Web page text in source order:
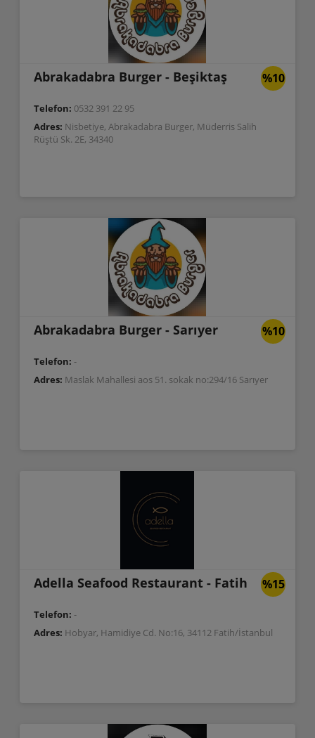
%10
Abrakadabra Burger - Beşiktaş
Telefon: 0532 391 22 95
Adres: Nisbetiye, Abrakadabra Burger, Müderris Salih
Rüştü Sk. 2E, 34340
%10
Abrakadabra Burger - Sarıyer
Telefon: -
Adres: Maslak Mahallesi aos 51. sokak no:294/16 Sarıyer
%15
Adella Seafood Restaurant - Fatih
Telefon: -
Adres: Hobyar, Hamidiye Cd. No:16, 34112 Fatih/İstanbul